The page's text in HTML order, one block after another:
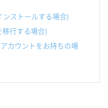
ストールする場合)
行する場合)
カウントをお持ちの場